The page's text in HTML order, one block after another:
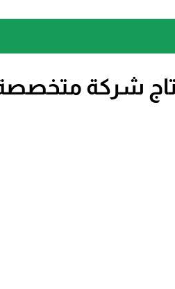
شركة